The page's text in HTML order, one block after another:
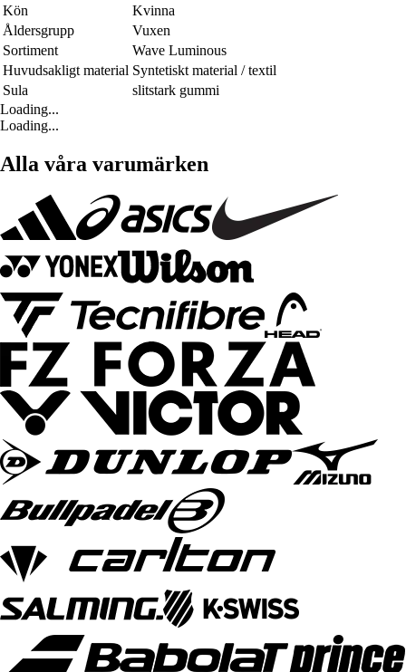
Kön
Kvinna
Åldersgrupp
Vuxen
Sortiment
Wave Luminous
Huvudsakligt material Syntetiskt material / textil
Sula
slitstark gummi
Loading...
Loading...
Alla våra varumärken